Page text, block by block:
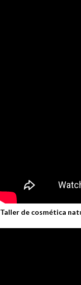
Taller de cosmética